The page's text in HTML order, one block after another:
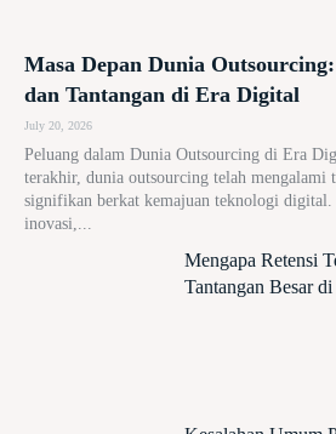
Masa Depan Dunia
dan Tantangan di Era Digital
July 20, 2026
Peluang dalam Dunia Outsourcing di Era
terakhir, dunia outsourcing telah mengalami
signifikan berkat kemajuan teknologi digital.
inovasi,...
Mengapa Retensi
Tantangan Besar